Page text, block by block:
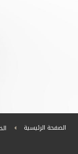
الصفحة الرئيسية